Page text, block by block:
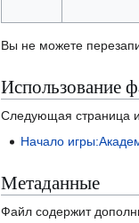
Вы не можете
Использование
Следующая страница
Начало
Метаданные
Файл содержит